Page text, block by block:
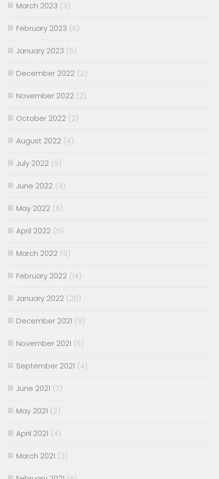
March 2023 (3)
February 2023 (5)
January 2023 (5)
December 2022 (2)
November 2022 (2)
October 2022 (2)
August 2022 (4)
July 2022 (5)
June 2022 (3)
May 2022 (6)
April 2022 (5)
March 2022 (6)
February 2022 (14)
January 2022 (20)
December 2021 (9)
November 2021 (6)
September 2021 (4)
June 2021 (7)
May 2021 (2)
April 2021 (4)
March 2021 (3)